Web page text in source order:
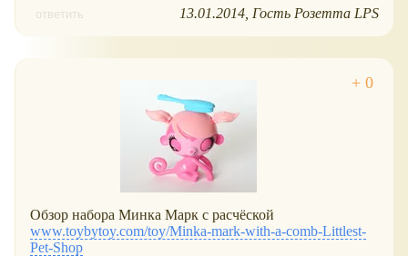
ответить 13.01.2014 Гость Розетта LPS
Обзор набора Минка Марк с расчёской
www.toybytoy.com/toy/Minka-mark-with-a-comb-Littlest-
Pet-Shop